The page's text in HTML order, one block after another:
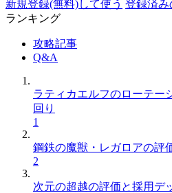
新規登録(無料)して使う 登録済み
ランキング
攻略記事
Q&A
ラティカエルフのローテー
回り
1
鋼鉄の魔獣・レガロアの評
2
次元の超越の評価と採用デ